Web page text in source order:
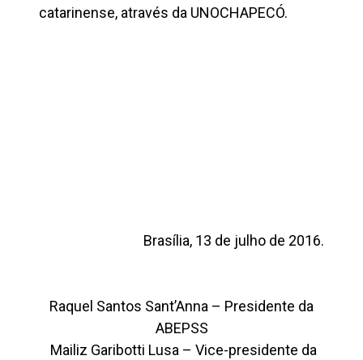
catarinense, através da UNOCHAPECÓ.
Brasília, 13 de julho de 2016.
Raquel Santos Sant’Anna – Presidente da
ABEPSS
Mailiz Garibotti Lusa – Vice-presidente da